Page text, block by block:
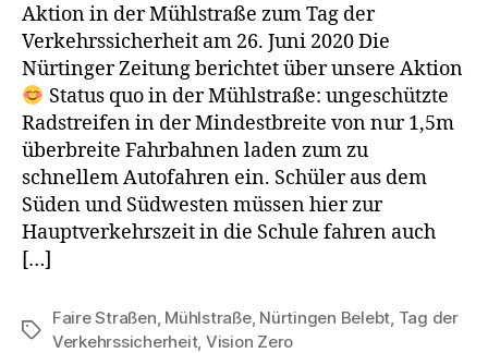
Aktion in der Mühlstraße zum Tag der
Verkehrssicherheit am 26. Juni 2020 Die
Nürtinger Zeitung berichtet über unsere Aktion
Status quo in der Mühlstraße: ungeschützte
Radstreifen in der Mindestbreite von nur 1,5m
überbreite Fahrbahnen laden zum zu
schnellem Autofahren ein. Schüler aus dem
Süden und Südwesten müssen hier zur
Hauptverkehrszeit in die Schule fahren auch
[…]
Schlagwörter
Faire Straßen, Mühlstraße, Nürtingen Belebt, Tag der
Verkehrssicherheit, Vision Zero